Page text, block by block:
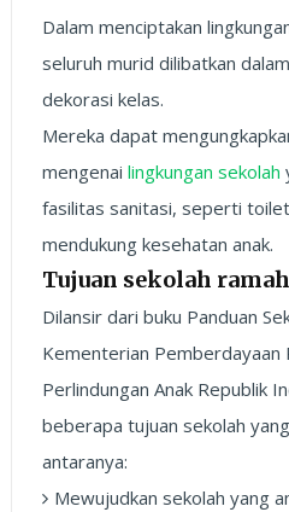
Dalam menciptakan
seluruh murid dilibatkan
dekorasi kelas.
Mereka dapat
mengenai lingkungan sekolah
fasilitas sanitasi, seperti
mendukung kesehatan anak.
Tujuan sekolah
Dilansir dari buku Panduan
Kementerian Pemberdayaan
Perlindungan Anak Republik
beberapa tujuan sekolah
antaranya:
Mewujudkan sekolah yang